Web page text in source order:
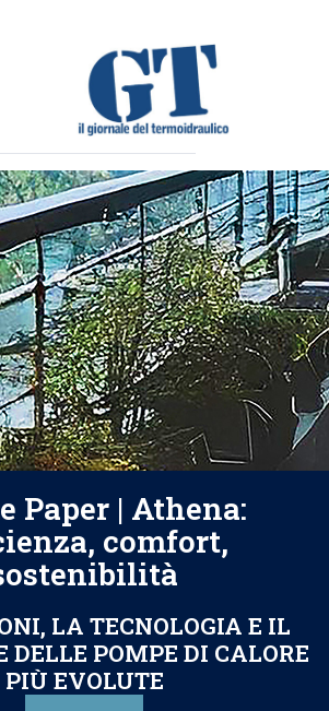
Paper | Athena:
comfort,
LA TECNOLOGIA E IL
DELLE POMPE DI CALORE
PIÙ EVOLUTE